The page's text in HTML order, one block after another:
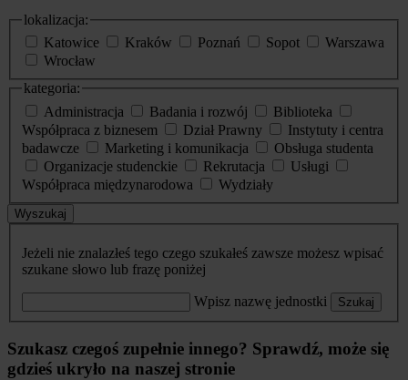
lokalizacja:
Katowice
Kraków Poznań Sopot
Warszawa
Wrocław
kategoria:
Administracja
Badania i rozwój
Biblioteka
Współpraca z biznesem
Dział Prawny
Instytuty i centra
badawcze
Marketing i komunikacja
Obsługa studenta
Organizacje studenckie
Rekrutacja
Usługi
Współpraca międzynarodowa
Wydziały
Wyszukaj
Jeżeli nie znalazłeś tego czego szukałeś zawsze możesz wpisać
szukane słowo lub frazę poniżej
Wpisz nazwę jednostki Szukaj
Szukasz czegoś zupełnie innego? Sprawdź, może się
gdzieś ukryło na naszej stronie